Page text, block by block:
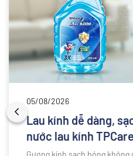
05/08/2026
Lau kính dễ dàng,
nước lau kính TPCare
Gương kính sạch bóng